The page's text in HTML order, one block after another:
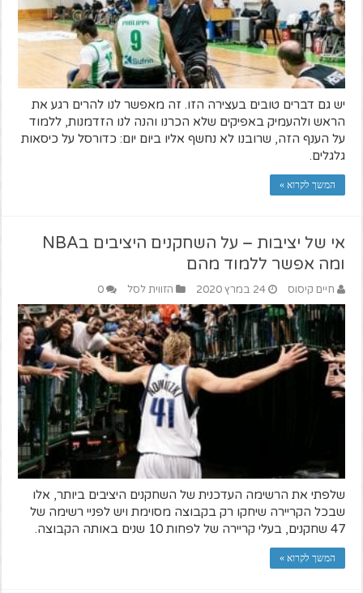
יש גם דברים טובים בעצירה הזו. זה מאפשר לנו להרים רגע את
הראש ולהעמיק באפיקים שלא הכרנו והנה לנו הזדמנות, ללמוד
על הענף הזה, שרובנו לא נחשף אליו ביום יום: כדורסל על כיסאות
גלגלים.
המשך לקרוא »
אי של יציבות – על השחקנים היציבים בNBA
ומה אפשר ללמוד מהם
חיים קיסוס 24 במרץ 2020 הזווית לסל 0
שלפתי את הרשימה העדכנית של השחקנים היציבים ביותר, אלו
שבכל הקריירה שיחקו רק בקבוצה מסוימת ויש לפניי רשימה של
47 שחקנים, בעלי קריירה של לפחות 10 שנים באותה הקבוצה.
המשך לקרוא »